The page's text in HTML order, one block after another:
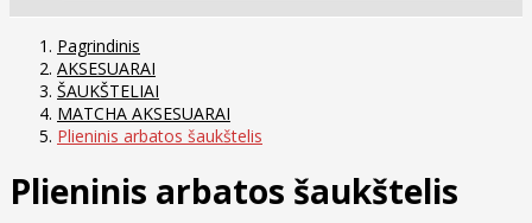
Pagrindinis
AKSESUARAI
ŠAUKŠTELIAI
MATCHA AKSESUARAI
Plieninis arbatos šaukštelis
Plieninis arbatos šaukštelis